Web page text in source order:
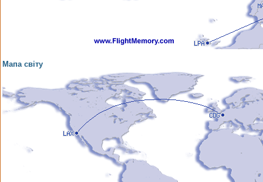
Мапа світу